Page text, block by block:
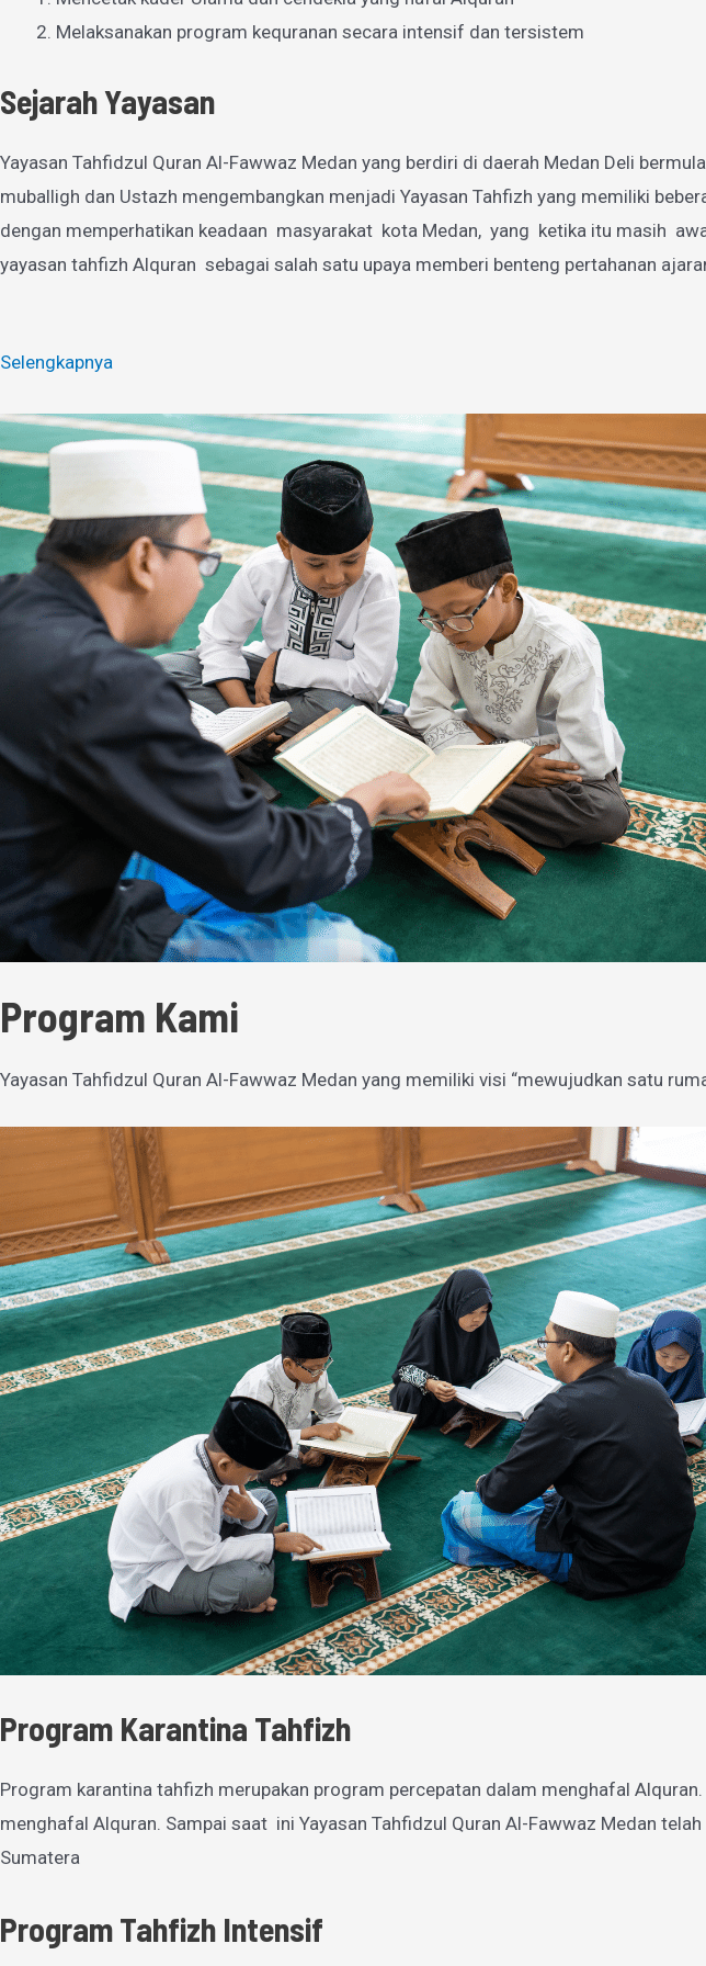
Melaksanakan program kequranan secara intensif dan tersistem
Sejarah Yayasan
Yayasan Tahfidzul Quran Al-Fawwaz Medan yang berdiri di daerah Medan Deli
muballigh dan Ustazh mengembangkan menjadi Yayasan Tahfizh yang memiliki
dengan memperhatikan keadaan masyarakat kota Medan, yang ketika itu masih
yayasan tahfizh Alquran sebagai salah satu upaya memberi benteng pertahanan
Selengkapnya
Program Kami
Yayasan Tahfidzul Quran Al-Fawwaz Medan yang memiliki visi “mewujudkan satu
Program Karantina Tahfizh
Program karantina tahfizh merupakan program percepatan dalam menghafal
menghafal Alquran. Sampai saat ini Yayasan Tahfidzul Quran Al-Fawwaz Medan
Sumatera
Program Tahfizh Intensif